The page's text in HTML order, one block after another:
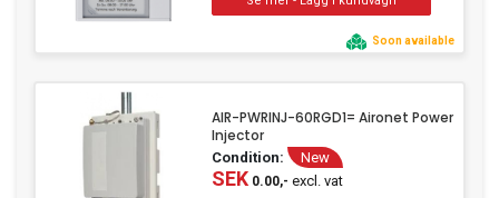
Soon available
AIR-PWRINJ-60RGD1= Aironet Power
Injector
Condition: New
SEK0.00,- excl. vat